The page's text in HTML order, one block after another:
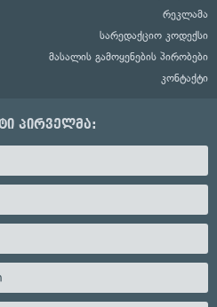
რეკლამა
სარედაქციო კოდექსი
მასალის გამოყენების პირობები
კონტაქტი
პირველმა: